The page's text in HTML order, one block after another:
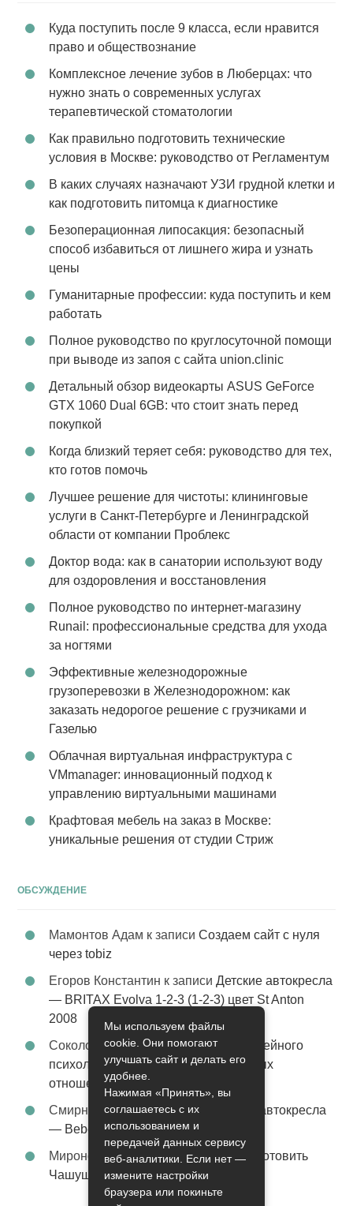
Куда поступить после 9 класса, если нравится
право и обществознание
Комплексное лечение зубов в Люберцах: что
нужно знать о современных услугах
терапевтической стоматологии
Как правильно подготовить технические
условия в Москве: руководство от Регламентум
В каких случаях назначают УЗИ грудной клетки и
как подготовить питомца к диагностике
Безоперационная липосакция: безопасный
способ избавиться от лишнего жира и узнать
цены
Гуманитарные профессии: куда поступить и кем
работать
Полное руководство по круглосуточной помощи
при выводе из запоя с сайта union.clinic
Детальный обзор видеокарты ASUS GeForce
GTX 1060 Dual 6GB: что стоит знать перед
покупкой
Когда близкий теряет себя: руководство для тех,
кто готов помочь
Лучшее решение для чистоты: клининговые
услуги в Санкт-Петербурге и Ленинградской
области от компании Проблекс
Доктор вода: как в санатории используют воду
для оздоровления и восстановления
Полное руководство по интернет-магазину
Runail: профессиональные средства для ухода
за ногтями
Эффективные железнодорожные
грузоперевозки в Железнодорожном: как
заказать недорогое решение с грузчиками и
Газелью
Облачная виртуальная инфраструктура с
VMmanager: инновационный подход к
управлению виртуальными машинами
Крафтовая мебель на заказ в Москве:
уникальные решения от студии Стриж
ОБСУЖДЕНИЕ
Мамонтов Адам к записиСоздаем сайт с нуля
через tobiz
Егоров Константин к записиДетские автокресла
— BRITAX Evolva 1-2-3 (1-2-3) цвет St Anton
2008
Соколова Эльзак записиУслуги семейного
психолога – стабильность в семейных
отношениях
Смирнова Грацияк записи
Детские автокресла
— Bebe Confort Moby цвет Orange
Миронов Никифорк записи Как приготовить
Чашушули
Мы используем файлы
cookie. Они помогают
улучшать сайт и делать его
удобнее.
Нажимая «Принять», вы
соглашаетесь с их
использованием и
передачей данных сервису
веб-аналитики. Если нет —
измените настройки
браузера или покиньте